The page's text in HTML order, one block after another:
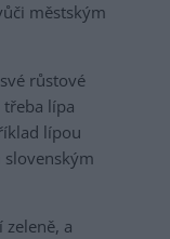
městským
růstové
lípa
lípou
a